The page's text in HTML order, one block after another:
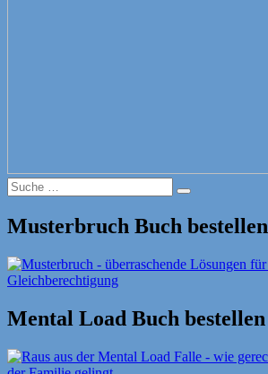
Suche
nach:
Suche
Musterbruch Buch bestellen
Mental Load Buch bestellen